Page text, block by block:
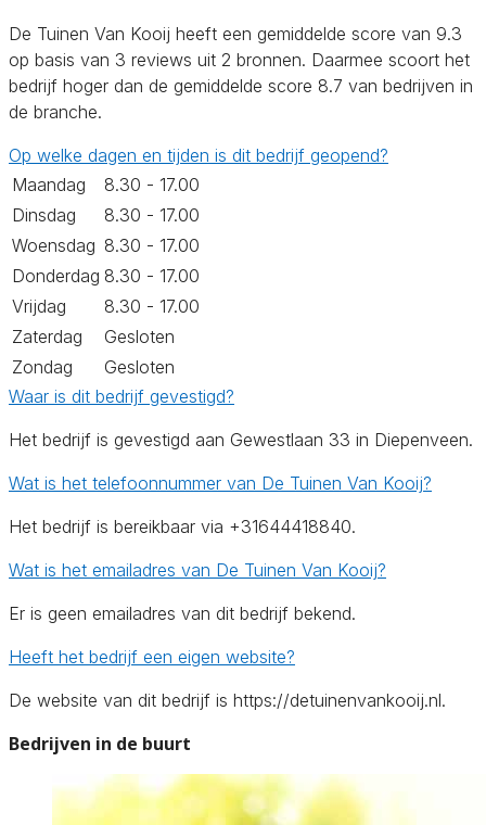
De Tuinen Van Kooij heeft een gemiddelde score van 9.3
op basis van 3 reviews uit 2 bronnen. Daarmee scoort het
bedrijf hoger dan de gemiddelde score 8.7 van bedrijven in
de branche.
Op welke dagen en tijden is dit bedrijf geopend?
Maandag
8.30 - 17.00
Dinsdag
8.30 - 17.00
Woensdag 8.30 - 17.00
Donderdag 8.30 - 17.00
Vrijdag
8.30 - 17.00
Zaterdag
Gesloten
Zondag
Gesloten
Waar is dit bedrijf gevestigd?
Het bedrijf is gevestigd aan Gewestlaan 33 in Diepenveen.
Wat is het telefoonnummer van De Tuinen Van Kooij?
Het bedrijf is bereikbaar via +31644418840.
Wat is het emailadres van De Tuinen Van Kooij?
Er is geen emailadres van dit bedrijf bekend.
Heeft het bedrijf een eigen website?
De website van dit bedrijf is https://detuinenvankooij.nl.
Bedrijven in de buurt